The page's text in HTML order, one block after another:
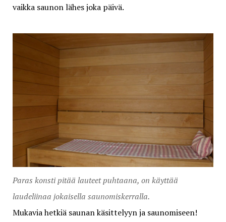
vaikka saunon lähes joka päivä.
Paras konsti pitää lauteet puhtaana, on käyttää
laudeliinaa jokaisella saunomiskerralla.
Mukavia hetkiä saunan käsittelyyn ja saunomiseen!